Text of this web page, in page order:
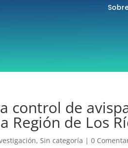
control de
Región de Los
,Sin categoría |0